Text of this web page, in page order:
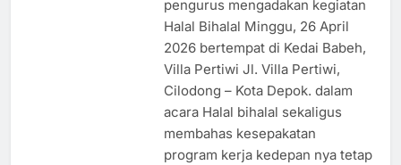
pengurus mengadakan kegiatan
Halal Bihalal Minggu, 26 April
2026 bertempat di Kedai Babeh,
Villa Pertiwi Jl. Villa Pertiwi,
Cilodong – Kota Depok. dalam
acara Halal bihalal sekaligus
membahas kesepakatan
program kerja kedepan nya tetap